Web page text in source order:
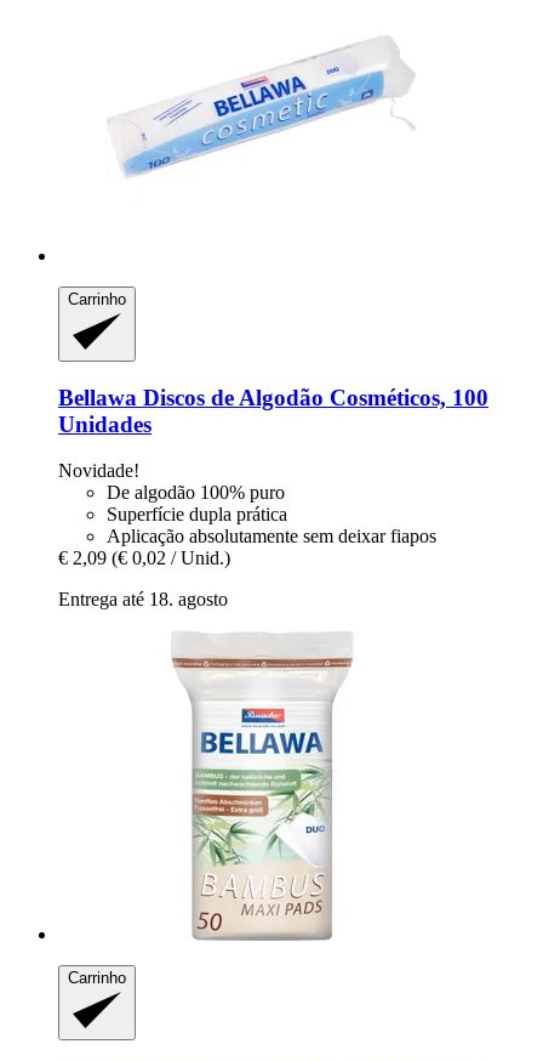
Carrinho
Bellawa Discos de Algodão Cosméticos, 100
Unidades
Novidade!
De algodão 100% puro
Superfície dupla prática
Aplicação absolutamente sem deixar fiapos
€ 2,09 (€ 0,02 / Unid.)
Entrega até 18. agosto
Carrinho